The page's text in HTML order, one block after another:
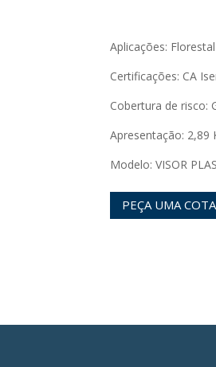
Aplicações: Florestal
Certificações: CA
Cobertura de risco:
Apresentação: 2,89
Modelo: VISOR
PEÇA UMA